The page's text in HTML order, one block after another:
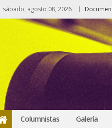
sábado, agosto 08, 2026
Columnistas Galería